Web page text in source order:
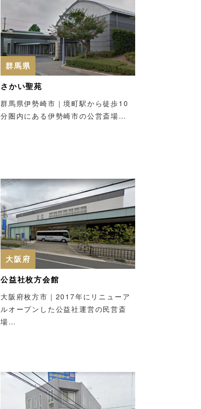
群馬県
さかい聖苑
群馬県伊勢崎市｜境町駅から徒歩10
分圏内にある伊勢崎市の公営斎場…
大阪府
公益社枚方会館
大阪府枚方市｜2017年にリニューア
ルオープンした公益社運営の民営斎
場…